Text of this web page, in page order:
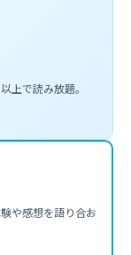
上で読み放題。
や感想を語り合お